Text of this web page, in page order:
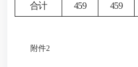
合计 459 459
附件2